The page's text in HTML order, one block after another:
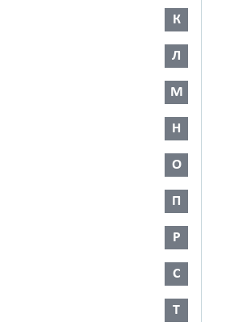
К
Л
М
Н
О
П
Р
С
Т